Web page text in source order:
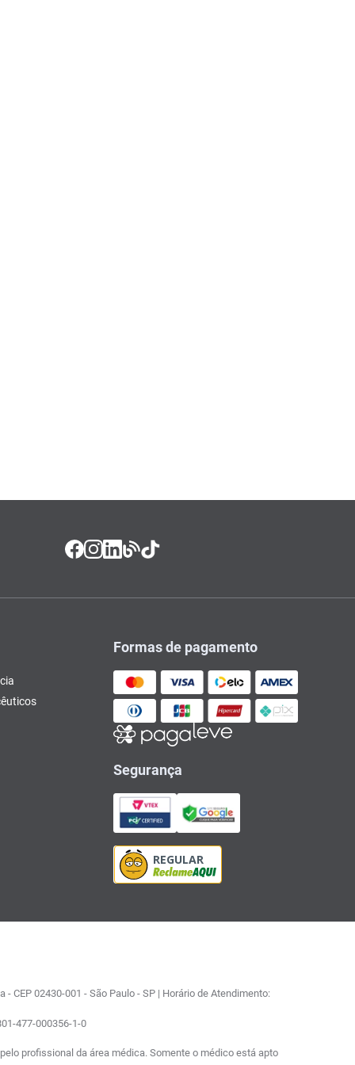
Formas de pagamento
Segurança
CEP 02430-001 - São Paulo - SP | Horário de Atendimento:
477-000356-1-0
profissional da área médica. Somente o médico está apto